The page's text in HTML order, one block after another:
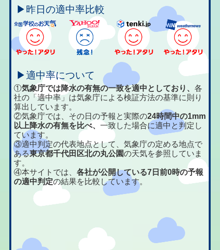
▶昨日の適中率比較
▶適中率について
①気象庁では降水の有無の一致を適中としており、各
社の「適中率」は気象庁による検証方法の基準に則り
算出しています。
②気象庁では、その日の予報と実際の24時間中の1mm
以上降水の有無を比べ、一致した場合に適中と判定し
ています。
③適中判定の代表地点として、気象庁の定める地点で
ある東京都千代田区北の丸公園の天気を参照していま
す。
④本サイトでは、各社が公開している7日前0時の予報
の適中判定の結果を比較しています。